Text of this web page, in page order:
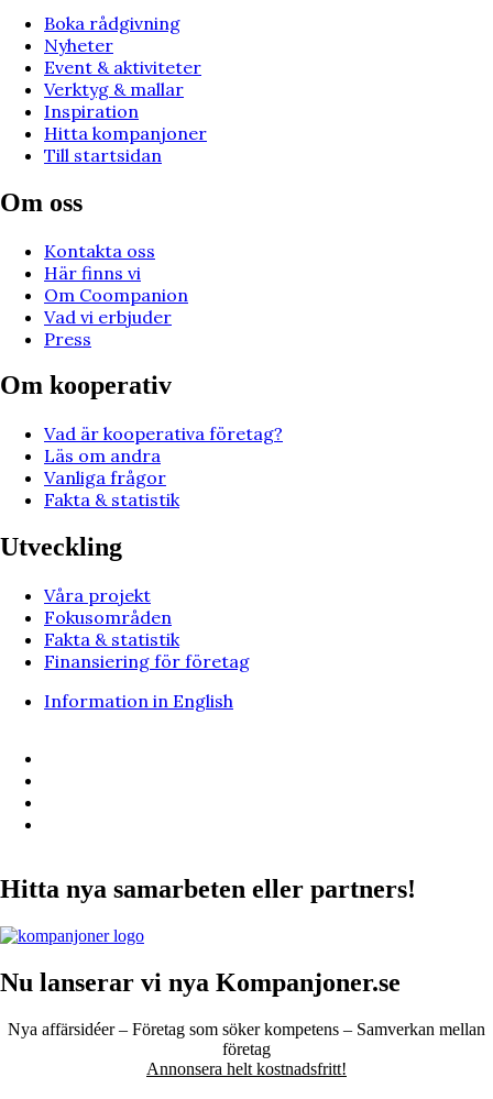
Boka rådgivning
Nyheter
Event & aktiviteter
Verktyg & mallar
Inspiration
Hitta kompanjoner
Till startsidan
Om oss
Kontakta oss
Här finns vi
Om Coompanion
Vad vi erbjuder
Press
Om kooperativ
Vad är kooperativa företag?
Läs om andra
Vanliga frågor
Fakta & statistik
Utveckling
Våra projekt
Fokusområden
Fakta & statistik
Finansiering för företag
Information in English
Hitta nya samarbeten eller partners!
Nu lanserar vi nya Kompanjoner.se
Nya affärsidéer – Företag som söker kompetens – Samverkan mellan
företag
Annonsera helt kostnadsfritt!